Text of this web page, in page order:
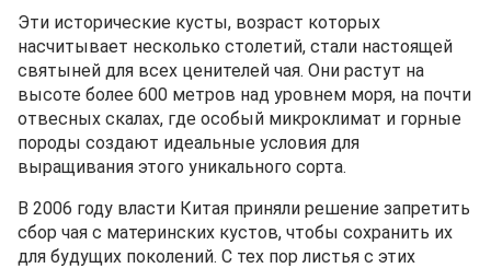
Эти исторические кусты, возраст которых
насчитывает несколько столетий, стали настоящей
святыней для всех ценителей чая. Они растут на
высоте более 600 метров над уровнем моря, на почти
отвесных скалах, где особый микроклимат и горные
породы создают идеальные условия для
выращивания этого уникального сорта.
В 2006 году власти Китая приняли решение запретить
сбор чая с материнских кустов, чтобы сохранить их
для будущих поколений. С тех пор листья с этих